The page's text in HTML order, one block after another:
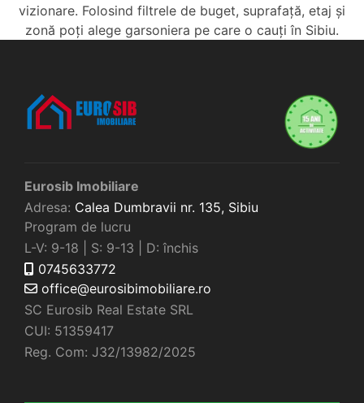
vizionare. Folosind filtrele de buget, suprafață, etaj și
zonă poți alege garsoniera pe care o cauți în Sibiu.
Eurosib Imobiliare
Adresa: Calea Dumbravii nr. 135, Sibiu
Program de lucru
L-V: 9-18 | S: 9-13 | D: închis
0745633772
office@eurosibimobiliare.ro
SC Eurosib Real Estate SRL
CUI: 51359417
Reg. Com: J32/13982/2025